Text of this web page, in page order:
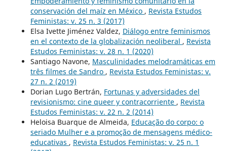
conservación del maíz en México , Revista Estudos
Feministas: v. 25 n. 3 (2017)
Elsa Ivette Jiménez Valdez, Diálogo entre feminismos
en el contexto de la globalización neoliberal , Revista
Estudos Feministas: v. 28 n. 1 (2020)
Santiago Navone, Masculinidades melodramáticas em
três filmes de Sandro , Revista Estudos Feministas: v.
27 n. 2 (2019)
Dorian Lugo Bertrán, Fortunas y adversidades del
revisionismo: cine queer y contracorriente , Revista
Estudos Feministas: v. 22 n. 2 (2014)
Heloisa Buarque de Almeida, Educação do corpo: o
seriado Mulher e a promoção de mensagens médico-
educativas , Revista Estudos Feministas: v. 25 n. 1